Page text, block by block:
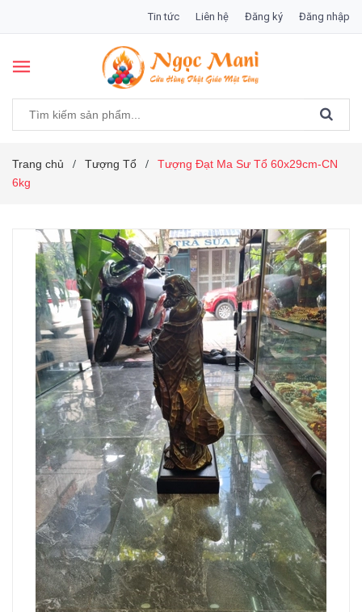
Tin tức Liên hệ Đăng ký Đăng nhập
Trang chủ / Tượng Tổ /
Tượng Đạt Ma Sư Tổ 60x29cm-CN
6kg